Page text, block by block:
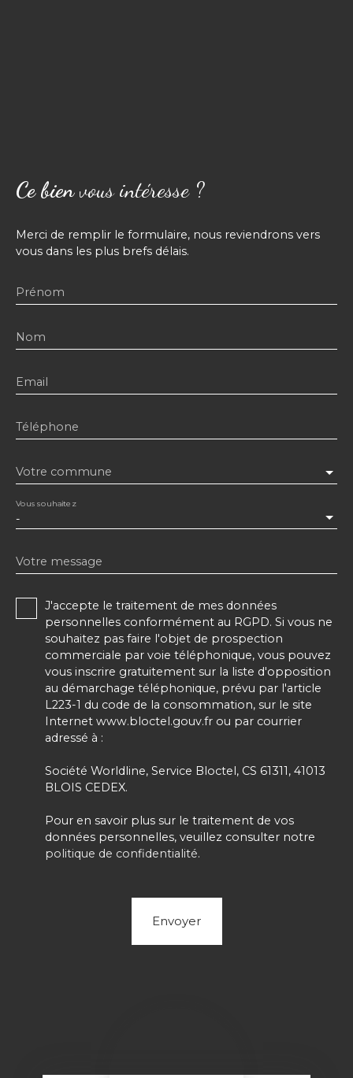
Ce bien vous intéresse ?
Merci de remplir le formulaire, nous reviendrons vers
vous dans les plus brefs délais.
Prénom
Nom
Email
Téléphone
Votre commune
-
Vous souhaitez
Votre message
J'accepte le traitement de mes données
personnelles conformément au RGPD. Si vous ne
souhaitez pas faire l'objet de prospection
commerciale par voie téléphonique, vous pouvez
vous inscrire gratuitement sur la liste d'opposition
au démarchage téléphonique, prévu par l'article
L223-1 du code de la consommation, sur le site
Internet www.bloctel.gouv.fr ou par courrier
adressé à :
Société Worldline, Service Bloctel, CS 61311, 41013
BLOIS CEDEX.
Pour en savoir plus sur le traitement de vos
données personnelles, veuillez consulter notre
politique de confidentialité.
Envoyer